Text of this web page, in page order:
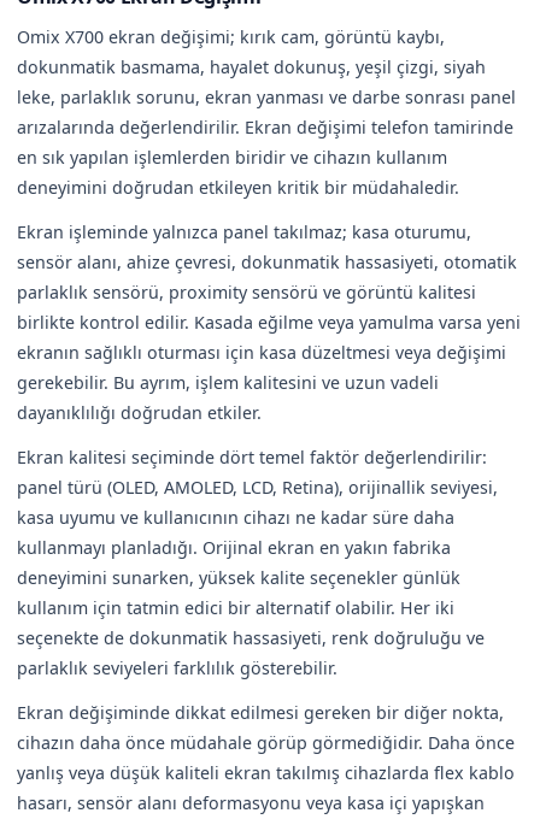
Omix X700 ekran değişimi; kırık cam, görüntü kaybı,
dokunmatik basmama, hayalet dokunuş, yeşil çizgi, siyah
leke, parlaklık sorunu, ekran yanması ve darbe sonrası panel
arızalarında değerlendirilir. Ekran değişimi telefon tamirinde
en sık yapılan işlemlerden biridir ve cihazın kullanım
deneyimini doğrudan etkileyen kritik bir müdahaledir.
Ekran işleminde yalnızca panel takılmaz; kasa oturumu,
sensör alanı, ahize çevresi, dokunmatik hassasiyeti, otomatik
parlaklık sensörü, proximity sensörü ve görüntü kalitesi
birlikte kontrol edilir. Kasada eğilme veya yamulma varsa yeni
ekranın sağlıklı oturması için kasa düzeltmesi veya değişimi
gerekebilir. Bu ayrım, işlem kalitesini ve uzun vadeli
dayanıklılığı doğrudan etkiler.
Ekran kalitesi seçiminde dört temel faktör değerlendirilir:
panel türü (OLED, AMOLED, LCD, Retina), orijinallik seviyesi,
kasa uyumu ve kullanıcının cihazı ne kadar süre daha
kullanmayı planladığı. Orijinal ekran en yakın fabrika
deneyimini sunarken, yüksek kalite seçenekler günlük
kullanım için tatmin edici bir alternatif olabilir. Her iki
seçenekte de dokunmatik hassasiyeti, renk doğruluğu ve
parlaklık seviyeleri farklılık gösterebilir.
Ekran değişiminde dikkat edilmesi gereken bir diğer nokta,
cihazın daha önce müdahale görüp görmediğidir. Daha önce
yanlış veya düşük kaliteli ekran takılmış cihazlarda flex kablo
hasarı, sensör alanı deformasyonu veya kasa içi yapışkan